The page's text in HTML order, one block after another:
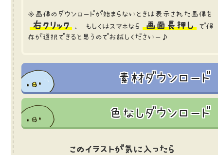
※画像のダウンロードが始まらないときは表示された画像を
右クリック 、 もしくはスマホなら 画面長押し
で保
存が選択できると思うのでお試しくださいー♪
素材ダウンロード
色なしダウンロード
このイラストが気に入ったら